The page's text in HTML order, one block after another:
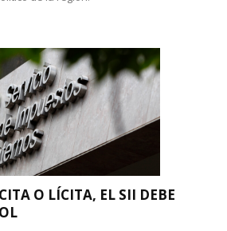
O LÍCITA, EL SII DEBE